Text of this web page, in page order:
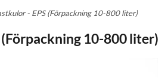
- EPS (Förpackning 10-800 liter)
10-800 liter)